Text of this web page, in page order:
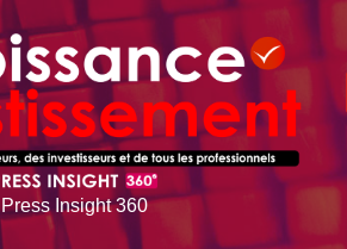
Press Insight 360